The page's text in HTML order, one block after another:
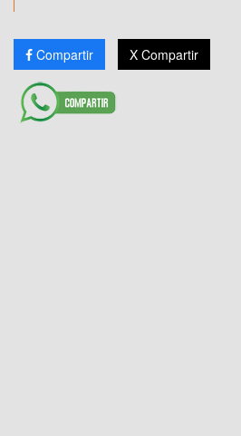
Compartir X Compartir